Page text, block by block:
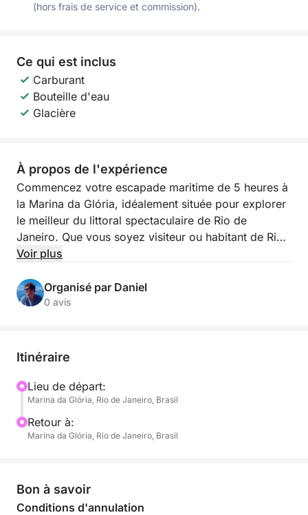
(hors frais de service et commission).
Ce qui est inclus
Carburant
Bouteille d'eau
Glacière
À propos de l'expérience
Commencez votre escapade maritime de 5 heures à
la Marina da Glória, idéalement située pour explorer
le meilleur du littoral spectaculaire de Rio de
Janeiro. Que vous soyez visiteur ou habitant de Rio
en quête d'un nouveau point de vue sur la ville, cette
charme du littoral.
puis dirigez-vous vers des eaux plus calmes où vous
luxuriante. L'eau fraîche et les glaçons étant inclus à
bord, vous êtes libre d'apporter vos boissons ou
collations préférées pour compléter votre
expérience.
profiter du soleil, respirer l'air marin et échapper au
rythme effréné de la ville, ne serait-ce que pour
Voir plus
Organisé par Daniel
0 avis
Itinéraire
Lieu de départ:
Marina da Glória, Rio de Janeiro, Brasil
Retour à:
Marina da Glória, Rio de Janeiro, Brasil
Bon à savoir
Conditions d'annulation